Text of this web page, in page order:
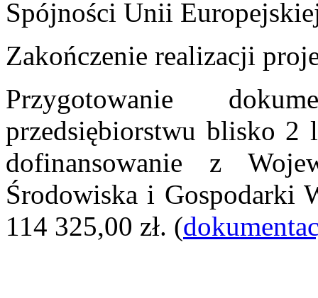
Spójności Unii
Zakończenie realizacji
Przygotowanie
przedsiębiorstwu blisko 2
dofinansowanie z
Środowiska i Gospodarki
114 325,00 zł. (